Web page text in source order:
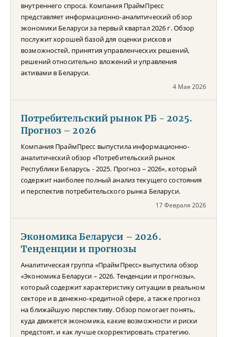
внутреннего спроса. Компания ПраймПресс
представляет информационно-аналитический обзор
экономики Беларуси за первый квартал 2026 г. Обзор
послужит хорошей базой для оценки рисков и
возможностей, принятия управленческих решений,
решений относительно вложений и управления
активами в Беларуси.
4 Мая 2026
Потребительский рынок РБ - 2025.
Прогноз – 2026
Компания ПраймПресс выпустила информационно-
аналитический обзор «Потребительский рынок
Республики Беларусь - 2025. Прогноз – 2026», который
содержит наиболее полный анализ текущего состояния
и перспектив потребительского рынка Беларуси.
17 Февраля 2026
Экономика Беларуси – 2026.
Тенденции и прогнозы
Аналитическая группа «ПраймПресс» выпустила обзор
«Экономика Беларуси – 2026. Тенденции и прогнозы»,
который содержит характеристику ситуации в реальном
секторе и в денежно-кредитной сфере, а также прогноз
на ближайшую перспективу. Обзор помогает понять,
куда движется экономика, какие возможности и риски
предстоят, и как лучше скорректировать стратегию.